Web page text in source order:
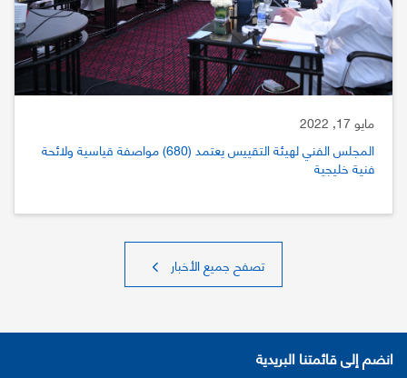
مايو 17, 2022
المجلس الفني لهيئة التقييس يعتمد (680) مواصفة قياسية ولائحة
فنية خليجية
تصفح جميع الأخبار
انضم إلى قائمتنا البريدية